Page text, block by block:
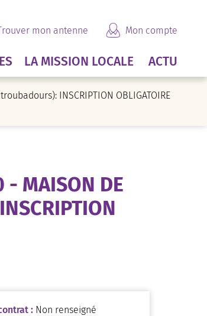
mon antenne Mon compte
LA MISSION LOCALE ACTU
INSCRIPTION OBLIGATOIRE
- MAISON DE
: Non renseigné